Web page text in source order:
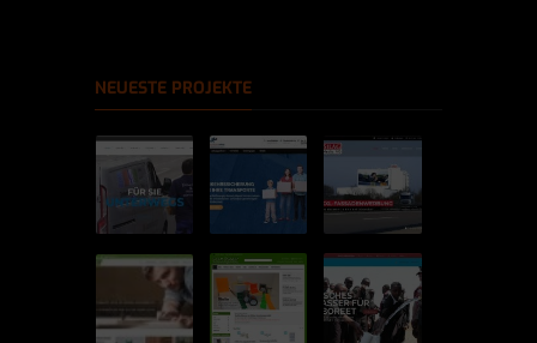
NEUESTE PROJEKTE